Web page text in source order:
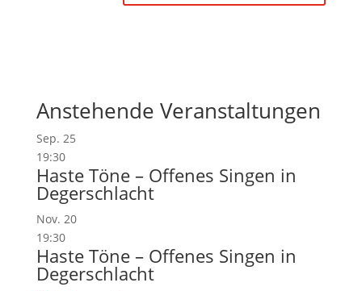
Anstehende Veranstaltungen
Sep. 25
19:30
Haste Töne – Offenes Singen in
Degerschlacht
Nov. 20
19:30
Haste Töne – Offenes Singen in
Degerschlacht